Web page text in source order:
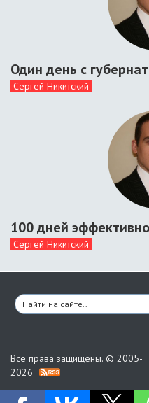
Один день с
Сергей Никитский
100 дней
Сергей Никитский
Все права защищены. © 2005-
2026